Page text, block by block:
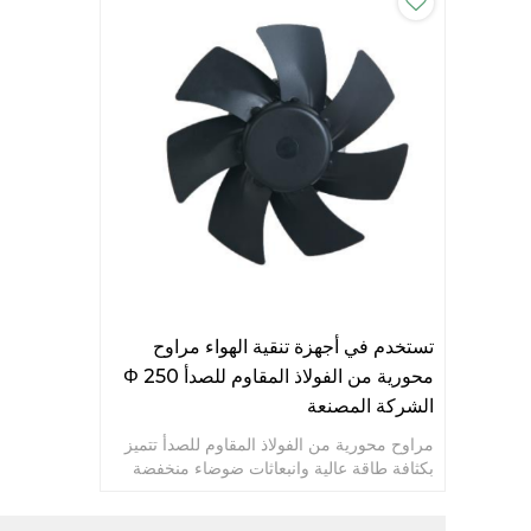
تستخدم في أجهزة تنقية الهواء مراوح
محورية من الفولاذ المقاوم للصدأ Φ 250
الشركة المصنعة
مراوح محورية من الفولاذ المقاوم للصدأ تتميز
بكثافة طاقة عالية وانبعاثات ضوضاء منخفضة